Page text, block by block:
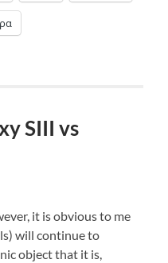
SIII vs
it is obvious to me
will continue to
object that it is,